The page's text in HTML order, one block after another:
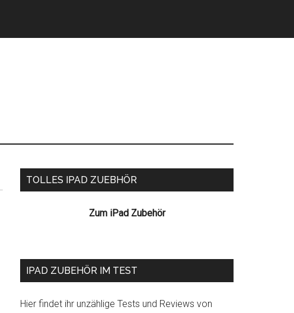
Seitenspalte
TOLLES IPAD ZUEBHÖR
Zum iPad Zubehör
IPAD ZUBEHÖR IM TEST
Hier findet ihr unzählige Tests und Reviews von